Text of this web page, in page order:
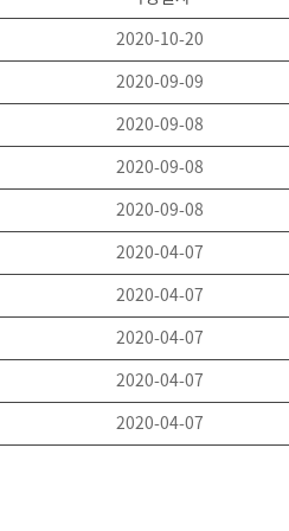
2020-10-20
2020-09-09
2020-09-08
2020-09-08
2020-09-08
2020-04-07
2020-04-07
2020-04-07
2020-04-07
2020-04-07